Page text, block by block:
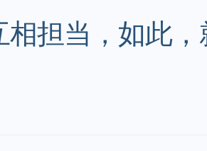
担当，如此